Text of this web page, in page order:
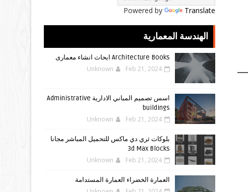
Powered by Translate
الهندسة المعمارية
Architecture Books ابحاث انشاء معمارى
Unknown Feb 21, 2024
اسس تصميم المباني الادارية Administrative
buildings
Unknown Feb 21, 2024
بلوكات ثري دي ماكس للتحميل المباشر مجانا
3d Max Blocks
Unknown Feb 21, 2024
العمارة الخضراء العمارة المستدامة